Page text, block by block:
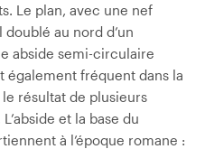
Le plan, avec une nef
au nord d’un
abside semi-circulaire
également fréquent dans la
résultat de plusieurs
et la base du
à l’époque romane :